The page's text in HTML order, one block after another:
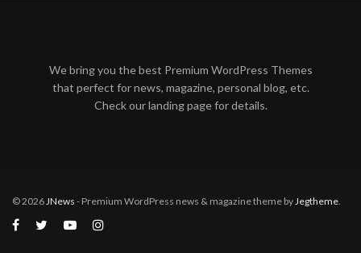
We bring you the best Premium WordPress Themes
that perfect for news, magazine, personal blog, etc.
Check our landing page for details.
© 2026JNews - Premium WordPress news & magazine theme byJegtheme.